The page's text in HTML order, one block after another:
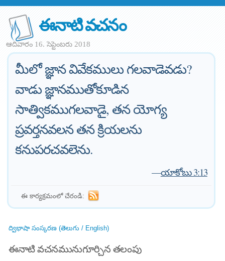
ఈనాటి వచనం
ఆదివారం 16. సెప్టెంబరు 2018
మీలో జ్ఞాన వివేకములు గలవాడెవడు?
వాడు జ్ఞానముతోకూడిన
సాత్వికముగలవాడై, తన యోగ్య
ప్రవర్తనవలన తన క్రియలను
కనుపరచవలెను.
—యాకోబు 3:13
ఈ కార్యక్రమంలో చేరండి:
ద్విభాషా సంస్కరణ (తెలుగు / English)
ఈనాటి వచనమునుగూర్చిన తలంపు